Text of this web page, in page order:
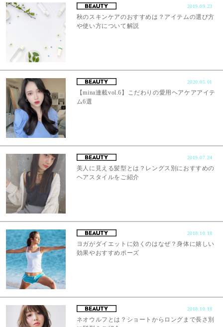
2019.09.23
秋のスキンケアのおすすめは？アイテムの選び方
や使い方について解説
2020.05.01
【mina連載vol.6】こだわりの愛用ヘアケアアイテ
ム6選
2019.07.24
美人に見える髪型とは？レングス別におすすめの
ヘアスタイルをご紹介
2018.10.18
ヨガがダイエットに効くのはなぜ？身体に嬉しい
効果やおすすめポーズ
2018.10.18
ネオウルフとは？ショートからロングまで長さ別